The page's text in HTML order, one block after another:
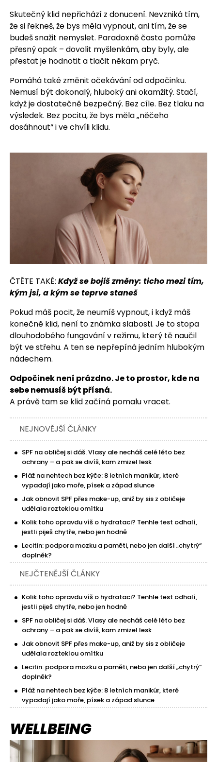
Skutečný klid nepřichází z donucení. Nevzniká tím,
že si řekneš, že bys měla vypnout, ani tím, že se
budeš snažit nemyslet. Paradoxně často pomůže
přesný opak – dovolit myšlenkám, aby byly, ale
přestat je hodnotit a tlačit někam pryč.
Pomáhá také změnit očekávání od odpočinku.
Nemusí být dokonalý, hluboký ani okamžitý. Stačí,
když je dostatečně bezpečný. Bez cíle. Bez tlaku na
výsledek. Bez pocitu, že bys měla „něčeho
dosáhnout“ i ve chvíli klidu.
ČTĚTE TAKÉ: Když se bojíš změny: ticho mezi tím,
kým jsi, a kým se teprve staneš
Pokud máš pocit, že neumíš vypnout, i když máš
konečně klid, není to známka slabosti. Je to stopa
dlouhodobého fungování v režimu, který tě naučil
být ve střehu. A ten se nepřepíná jedním hlubokým
nádechem.
Odpočinek není prázdno. Je to prostor, kde na
sebe nemusíš být přísná.
A právě tam se klid začíná pomalu vracet.
NEJNOVĚJŠÍ ČLÁNKY
SPF na obličej si dáš. Vlasy ale necháš celé léto bez
ochrany – a pak se divíš, kam zmizel lesk
Pláž na nehtech bez kýče: 8 letních manikúr, které
vypadají jako moře, písek a západ slunce
Jak obnovit SPF přes make-up, aniž by sis z obličeje
udělala rozteklou omítku
Kolik toho opravdu víš o hydrataci? Tenhle test odhalí,
jestli piješ chytře, nebo jen hodně
Lecitin: podpora mozku a paměti, nebo jen další „chytrý“
doplněk?
NEJČTENĚJŠÍ ČLÁNKY
Kolik toho opravdu víš o hydrataci? Tenhle test odhalí,
jestli piješ chytře, nebo jen hodně
SPF na obličej si dáš. Vlasy ale necháš celé léto bez
ochrany – a pak se divíš, kam zmizel lesk
Jak obnovit SPF přes make-up, aniž by sis z obličeje
udělala rozteklou omítku
Lecitin: podpora mozku a paměti, nebo jen další „chytrý“
doplněk?
Pláž na nehtech bez kýče: 8 letních manikúr, které
vypadají jako moře, písek a západ slunce
WELLBEING